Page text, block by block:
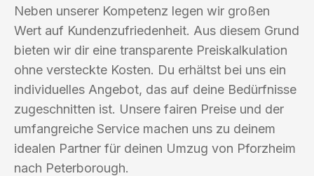
Neben unserer Kompetenz legen wir großen
Wert auf Kundenzufriedenheit. Aus diesem Grund
bieten wir dir eine transparente Preiskalkulation
ohne versteckte Kosten. Du erhältst bei uns ein
individuelles Angebot, das auf deine Bedürfnisse
zugeschnitten ist. Unsere fairen Preise und der
umfangreiche Service machen uns zu deinem
idealen Partner für deinen Umzug von Pforzheim
nach Peterborough.